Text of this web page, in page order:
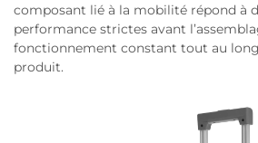
composant lié à la mobilité répond à
performance strictes avant
fonctionnement constant tout au
produit.